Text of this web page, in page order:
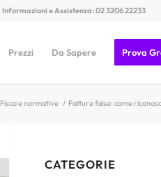
Informazioni e Assistenza: 02 3206 22233
Prezzi Da Sapere Prova
Fisco e normative / Fatture false: come
CATEGORIE